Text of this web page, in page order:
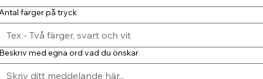
färger på tryck
med egna ord vad du önskar